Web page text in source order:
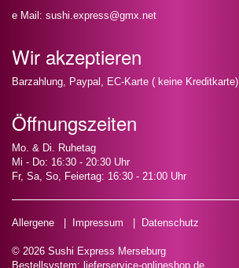
e Mail: sushi.express@gmx.net
Wir akzeptieren
Barzahlung, Paypal, EC-Karte ( keine Kreditkarte)
Öffnungszeiten
Mo. & Di. Ruhetag
Mi - Do: 16:30 - 20:30 Uhr
Fr, Sa, So, Feiertag: 16:30 - 21:00 Uhr
Allergene Impressum Datenschutz
© 2026 Sushi Express Merseburg
Bestellsystem: lieferservice-onlineshop.de